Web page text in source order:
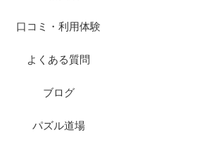
口コミ・利用体験
よくある質問
ブログ
パズル道場